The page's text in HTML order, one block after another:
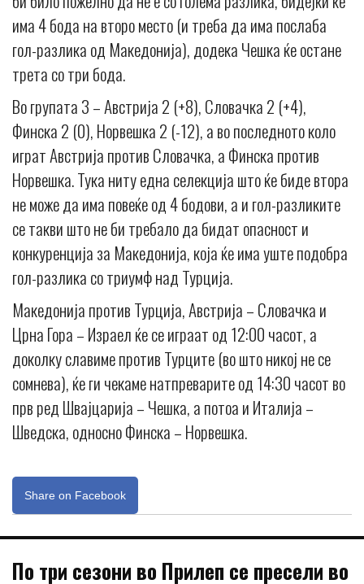
има 4 бода на второ место (и треба да има послаба
гол-разлика од Македонија), додека Чешка ќе остане
трета со три бода.
Во групата 3 – Австрија 2 (+8), Словачка 2 (+4),
Финска 2 (0), Норвешка 2 (-12), а во последното коло
играт Австрија против Словачка, а Финска против
Норвешка. Тука ниту една селекција што ќе биде втора
не може да има повеќе од 4 бодови, а и гол-разликите
се такви што не би требало да бидат опасност и
конкуренција за Македонија, која ќе има уште подобра
гол-разлика со триумф над Турција.
Македонија против Турција, Австрија – Словачка и
Црна Гора – Израел ќе се играат од 12:00 часот, а
доколку славиме против Турците (во што никој не се
сомнева), ќе ги чекаме натпреварите од 14:30 часот во
прв ред Швајцарија – Чешка, а потоа и Италија –
Шведска, односно Финска – Норвешка.
Share on Facebook
По три сезони во Прилеп се пресели во